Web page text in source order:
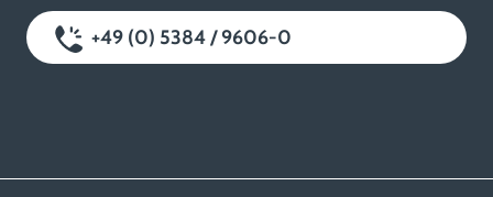
+49 (0) 5384 / 9606-0